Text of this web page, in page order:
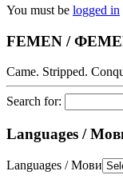
You must be logged in
FEMEN /
Came. Stripped.
Search for:
Languages /
Languages / Мови